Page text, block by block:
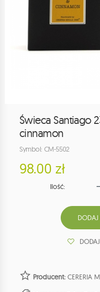
Świeca Santiago
cinnamon
Symbol: CM-5502
98.00 zł
Ilość:
Producent: CERERIA